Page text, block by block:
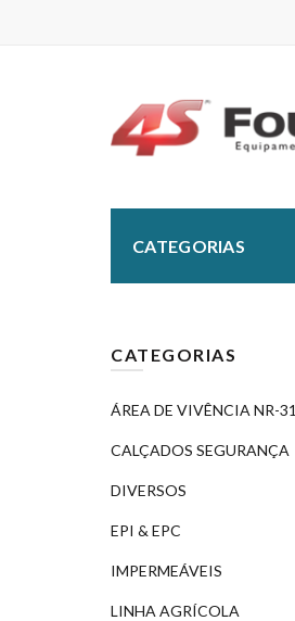
CATEGORIAS
CATEGORIAS
ÁREA DE VIVÊNCIA NR-31
CALÇADOS SEGURANÇA
DIVERSOS
EPI & EPC
IMPERMEÁVEIS
LINHA AGRÍCOLA